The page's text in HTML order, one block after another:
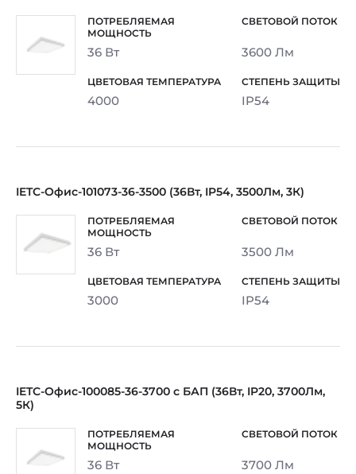
36 Вт 3600 Лм
4000 IP54
IETC-Офис-101073-36-3500 (36Вт, IP54, 3500Лм, 3К)
36 Вт 3500 Лм
3000 IP54
IETC-Офис-100085-36-3700 с БАП (36Вт, IP20, 3700Лм,
5К)
36 Вт 3700 Лм